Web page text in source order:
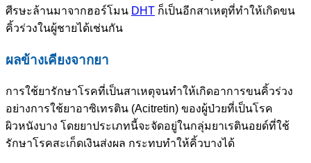
ศีรษะล้านมาจากฮอร์โมน DHT ก็เป็นอีกสาเหตุที่ทำให้เกิดขน
คิ้วร่วงในผู้ชายได้เช่นกัน
ผลข้างเคียงจากยา
การใช้ยารักษาโรคที่เป็นสาเหตุจนทำให้เกิดอาการขนคิ้วร่วง
อย่างการใช้ยาอาซิเทรติน (Acitretin) ของผู้ป่วยที่เป็นโรค
ผิวหนังบาง โดยยาประเภทนี้จะจัดอยู่ในกลุ่มยาเรตินอยด์ที่ใช้
รักษาโรคสะเก็ดเงินส่งผล กระทบทำให้คิ้วบางได้